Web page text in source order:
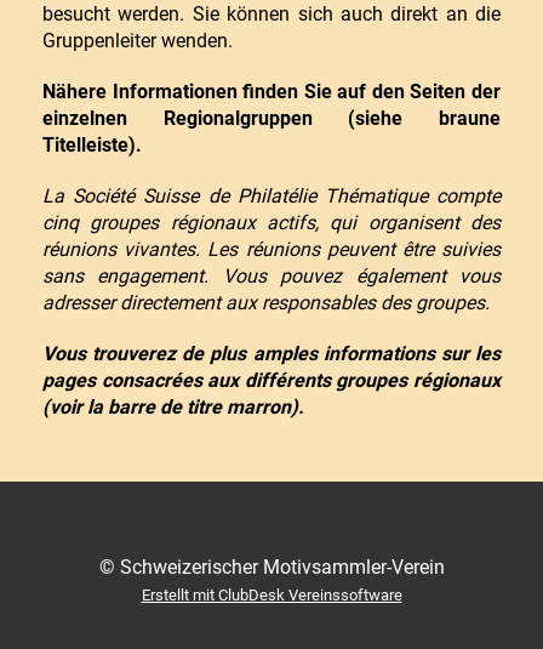
besucht werden. Sie können sich auch direkt an die
Gruppenleiter wenden.
Nähere Informationen finden Sie auf den Seiten der
einzelnen Regionalgruppen (siehe braune
Titelleiste).
La Société Suisse de Philatélie Thématique compte
cinq groupes régionaux actifs, qui organisent des
réunions vivantes. Les réunions peuvent être suivies
sans engagement. Vous pouvez également vous
adresser directement aux responsables des groupes.
Vous trouverez de plus amples informations sur les
pages consacrées aux différents groupes régionaux
(voir la barre de titre marron).
© Schweizerischer Motivsammler-Verein
Erstellt mit ClubDesk Vereinssoftware